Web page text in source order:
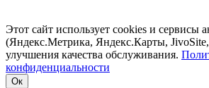
Этот сайт использует cookies и сервисы
(Яндекс.Метрика, Яндекс.Карты,
улучшения качества обслуживания.
конфиденциальности
Ок